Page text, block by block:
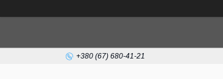
+380 (67) 680-41-21